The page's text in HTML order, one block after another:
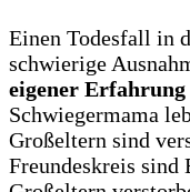
Einen Todesfall in
schwierige
eigener Erfahrung
Schwiegermama
Großeltern sind
Freundeskreis sind